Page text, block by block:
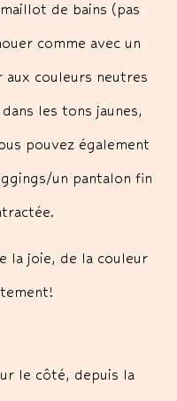
de bains (pas
comme avec un
couleurs neutres
les tons jaunes,
pouvez également
un pantalon fin
la joie, de la couleur
le côté, depuis la